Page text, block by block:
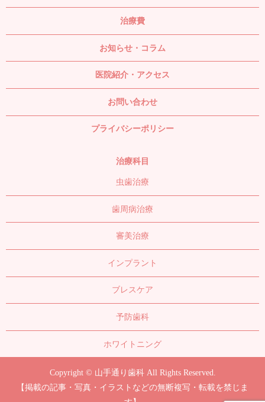
治療費
お知らせ・コラム
医院紹介・アクセス
お問い合わせ
プライバシーポリシー
治療科目
虫歯治療
歯周病治療
審美治療
インプラント
ブレスケア
予防歯科
ホワイトニング
Copyright © 山手通り歯科 All Rights Reserved.
【掲載の記事・写真・イラストなどの無断複写・転載を禁じま